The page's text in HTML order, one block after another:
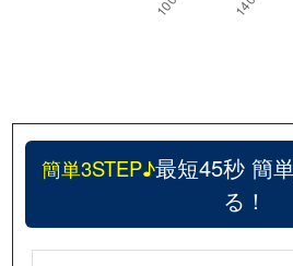
簡単3STEP♪最短45秒 簡
る！